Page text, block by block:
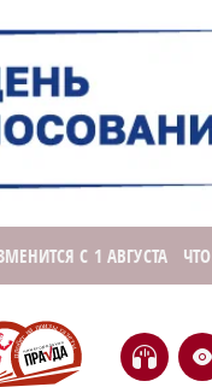
С 1 АВГУСТА
H e